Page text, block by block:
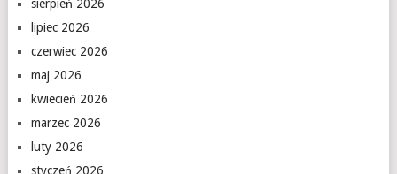
sierpień 2026
lipiec 2026
czerwiec 2026
maj 2026
kwiecień 2026
marzec 2026
luty 2026
styczeń 2026